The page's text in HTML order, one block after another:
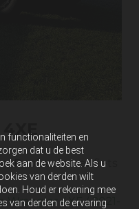
functionaliteiten en
dat u de best
aan de website. Als u
van derden wilt
Houd er rekening mee
van derden de ervaring
Roof rack met fiets
4XE ( 2021-